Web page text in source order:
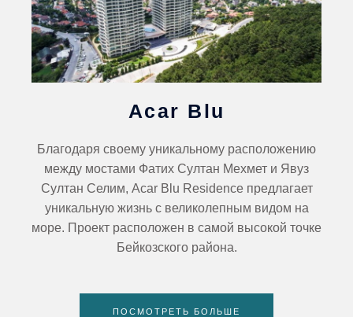
Acar Blu
Благодаря своему уникальному расположению
между мостами Фатих Султан Мехмет и Явуз
Султан Селим, Acar Blu Residence предлагает
уникальную жизнь с великолепным видом на
море. Проект расположен в самой высокой точке
Бейкозского района.
ПОСМОТРЕТЬ БОЛЬШЕ